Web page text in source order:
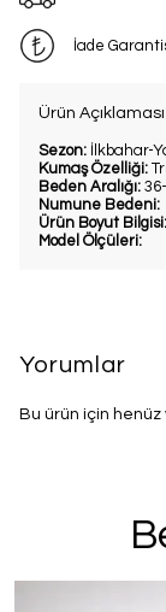
İade
Ürün Açıklaması
Sezon: İlkbahar-
Kumaş Özelliği:
Beden Aralığı:
Numune Bedeni:
Ürün Boyut Bilgisi:
Model Ölçüleri:
Yorumlar
Bu ürün için henüz